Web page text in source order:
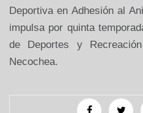
Deportiva en Adhesión al
impulsa por quinta
de Deportes y
Necochea.